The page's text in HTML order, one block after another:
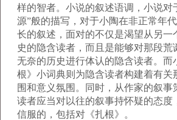
样的智者。小说的叙述语调，小说对
源”般的描写，对于小陶在非正常年
长的叙述，面对的不仅是渴望从另一
史的隐含读者，而且是能够对那段荒
无奈的历史进行体认的隐含读者。而
根》小词典则为隐含读者构建着有关
围和意义氛围。同时，从作家的叙事
读者应当对以往的叙事持怀疑的态度
信服的，包括对《扎根》。